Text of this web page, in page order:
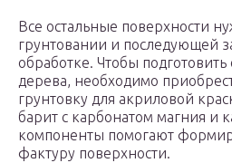
Все остальные поверхности
грунтовании и последующей
обработке. Чтобы подготовить
дерева, необходимо
грунтовку для акриловой
барит с карбонатом магния и
компоненты помогают
фактуру поверхности.